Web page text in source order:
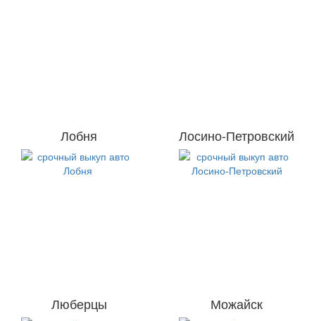
Лобня Лосино-Петровский
Люберцы Можайск